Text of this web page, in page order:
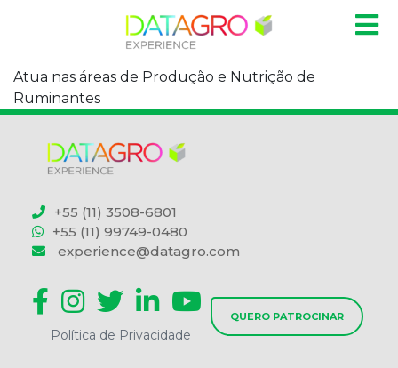
Atua nas áreas de Produção e Nutrição de
Ruminantes
+55 (11) 3508-6801
+55 (11) 99749-0480
experience@datagro.com
Política de Privacidade
QUERO PATROCINAR